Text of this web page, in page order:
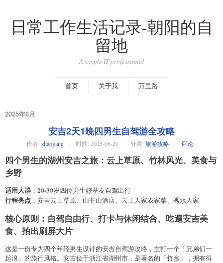
日常工作生活记录-朝阳的自
留地
A simple IT professional
首页 关于我 万里路
2025年6月
安吉2天1晚四男生自驾游全攻略
作者: zhaoyang 时间: 2025-06-20 分类: 旅游攻略 评论
四个男生的湖州安吉之旅：云上草原、竹林风光、美食与
乡野
适用人群 ：20-30岁四位男生好基友自驾出行
行程亮点 ：安吉云上草原、山非山酒店、云上人家农家菜、秀水人家
核心原则 ：自驾自由行、打卡与休闲结合、吃遍安吉美
食、拍出刷屏大片
这是一份专为四个年轻男生设计的安吉自驾游攻略，主打一个「兄弟们一
起浪」的旅行风格。安吉位于浙江省湖州市，是著名的「竹乡」，拥有得